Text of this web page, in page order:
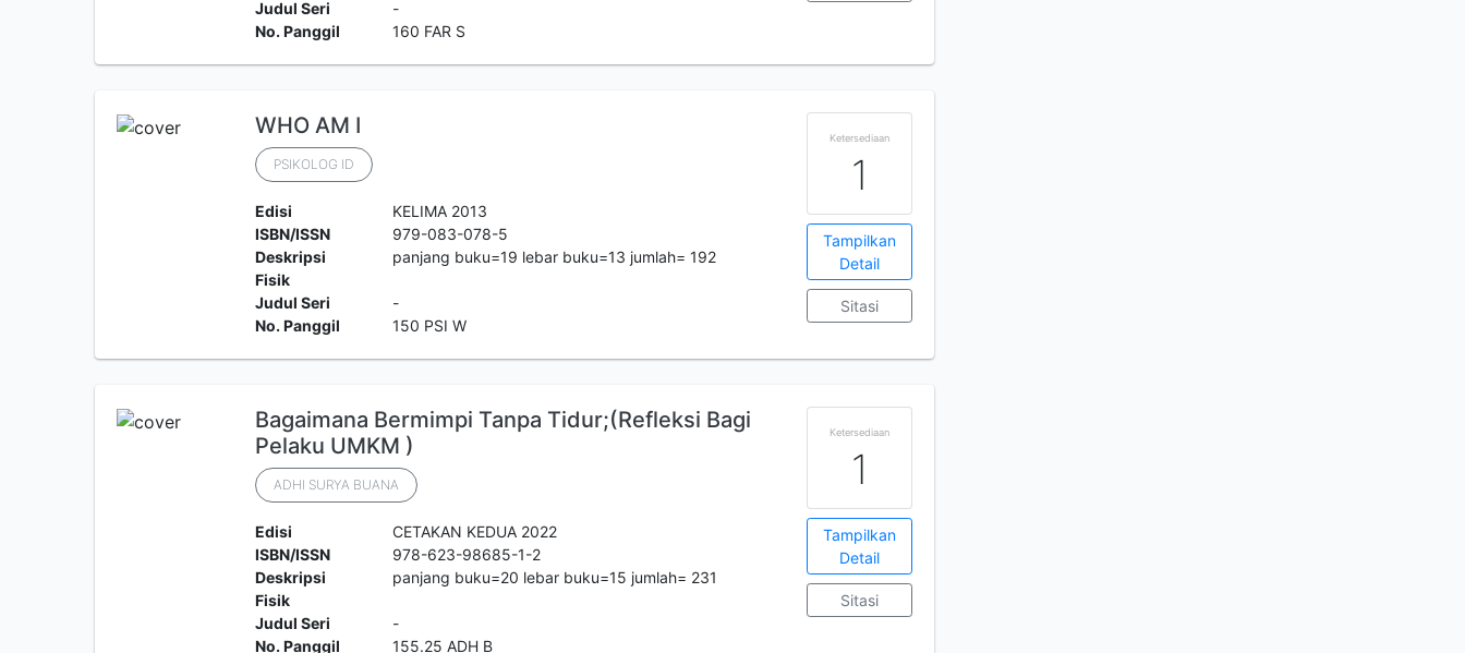
Judul Seri
-
No. Panggil
160 FAR S
WHO AM I
PSIKOLOG ID
Edisi
KELIMA 2013
ISBN/ISSN
979-083-078-5
Deskripsi
Fisik
panjang buku=19 lebar buku=13 jumlah= 192
Judul Seri
-
No. Panggil
150 PSI W
Ketersediaan
1
Tampilkan
Detail
Sitasi
Bagaimana Bermimpi Tanpa Tidur;(Refleksi Bagi
Pelaku UMKM )
ADHI SURYA BUANA
Edisi
CETAKAN KEDUA 2022
ISBN/ISSN
978-623-98685-1-2
Deskripsi
Fisik
panjang buku=20 lebar buku=15 jumlah= 231
Judul Seri
-
No. Panggil
155.25 ADH B
Ketersediaan
1
Tampilkan
Detail
Sitasi